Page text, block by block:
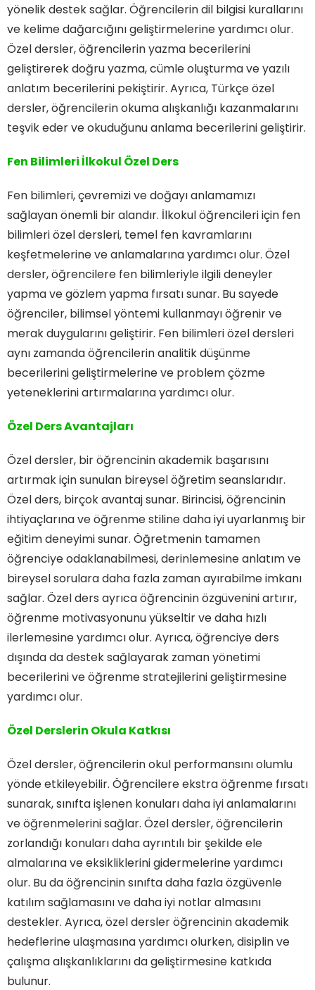
yönelik destek sağlar. Öğrencilerin dil bilgisi kurallarını
ve kelime dağarcığını geliştirmelerine yardımcı olur.
Özel dersler, öğrencilerin yazma becerilerini
geliştirerek doğru yazma, cümle oluşturma ve yazılı
anlatım becerilerini pekiştirir. Ayrıca, Türkçe özel
dersler, öğrencilerin okuma alışkanlığı kazanmalarını
teşvik eder ve okuduğunu anlama becerilerini geliştirir.
Fen Bilimleri İlkokul Özel Ders
Fen bilimleri, çevremizi ve doğayı anlamamızı
sağlayan önemli bir alandır. İlkokul öğrencileri için fen
bilimleri özel dersleri, temel fen kavramlarını
keşfetmelerine ve anlamalarına yardımcı olur. Özel
dersler, öğrencilere fen bilimleriyle ilgili deneyler
yapma ve gözlem yapma fırsatı sunar. Bu sayede
öğrenciler, bilimsel yöntemi kullanmayı öğrenir ve
merak duygularını geliştirir. Fen bilimleri özel dersleri
aynı zamanda öğrencilerin analitik düşünme
becerilerini geliştirmelerine ve problem çözme
yeteneklerini artırmalarına yardımcı olur.
Özel Ders Avantajları
Özel dersler, bir öğrencinin akademik başarısını
artırmak için sunulan bireysel öğretim seanslarıdır.
Özel ders, birçok avantaj sunar. Birincisi, öğrencinin
ihtiyaçlarına ve öğrenme stiline daha iyi uyarlanmış bir
eğitim deneyimi sunar. Öğretmenin tamamen
öğrenciye odaklanabilmesi, derinlemesine anlatım ve
bireysel sorulara daha fazla zaman ayırabilme imkanı
sağlar. Özel ders ayrıca öğrencinin özgüvenini artırır,
öğrenme motivasyonunu yükseltir ve daha hızlı
ilerlemesine yardımcı olur. Ayrıca, öğrenciye ders
dışında da destek sağlayarak zaman yönetimi
becerilerini ve öğrenme stratejilerini geliştirmesine
yardımcı olur.
Özel Derslerin Okula Katkısı
Özel dersler, öğrencilerin okul performansını olumlu
yönde etkileyebilir. Öğrencilere ekstra öğrenme fırsatı
sunarak, sınıfta işlenen konuları daha iyi anlamalarını
ve öğrenmelerini sağlar. Özel dersler, öğrencilerin
zorlandığı konuları daha ayrıntılı bir şekilde ele
almalarına ve eksikliklerini gidermelerine yardımcı
olur. Bu da öğrencinin sınıfta daha fazla özgüvenle
katılım sağlamasını ve daha iyi notlar almasını
destekler. Ayrıca, özel dersler öğrencinin akademik
hedeflerine ulaşmasına yardımcı olurken, disiplin ve
çalışma alışkanlıklarını da geliştirmesine katkıda
bulunur.